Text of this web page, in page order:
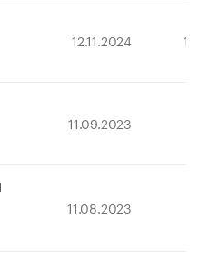
12.11.2024
11.09.2023
11.08.2023